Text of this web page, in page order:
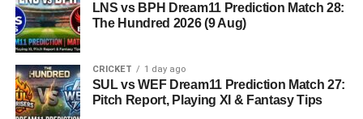
बताई गई है। विभाग की पहली प्राथमिकता देहरादून जिले या उसके
आसपास जमीन तलाशने की थी, लेकिन फिलहाल उपयुक्त जमीन उपलब्ध
नहीं हो पाई है। अब विभाग की ओर से हरिद्वार और आसपास के क्षेत्रों में
जमीन की तलाश की जा रही है। अधिकारियों को उम्मीद है कि हरिद्वार में
इसके लिए उपयुक्त जमीन मिल सकती है।
LNS vs BPH Dream11 Prediction Match 28:
The Hundred 2026 (9 Aug)
CRICKET 1 day ago
SUL vs WEF Dream11 Prediction Match 27:
Pitch Report, Playing XI & Fantasy Tips